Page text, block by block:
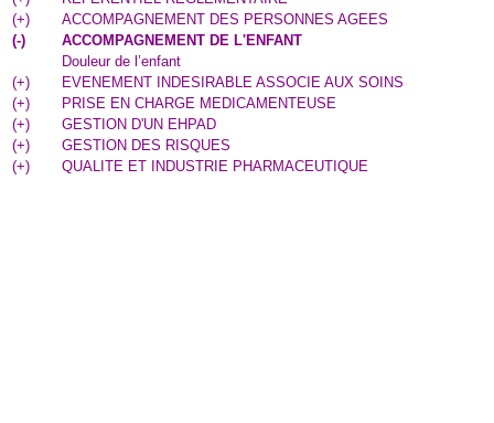
(+)
ACCOMPAGNEMENT DES PERSONNES AGEES
(-)
ACCOMPAGNEMENT DE L'ENFANT
Douleur de l’enfant
(+)
EVENEMENT INDESIRABLE ASSOCIE AUX SOINS
(+)
PRISE EN CHARGE MEDICAMENTEUSE
(+)
GESTION D'UN EHPAD
(+)
GESTION DES RISQUES
(+) QUALITE ET INDUSTRIE PHARMACEUTIQUE